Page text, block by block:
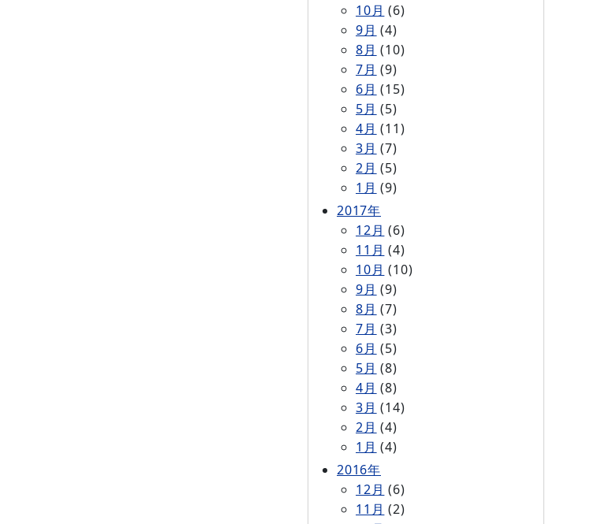
10月 (6)
9月 (4)
8月 (10)
7月 (9)
6月 (15)
5月 (5)
4月 (11)
3月 (7)
2月 (5)
1月 (9)
2017年
12月 (6)
11月 (4)
10月 (10)
9月 (9)
8月 (7)
7月 (3)
6月 (5)
5月 (8)
4月 (8)
3月 (14)
2月 (4)
1月 (4)
2016年
12月 (6)
11月 (2)